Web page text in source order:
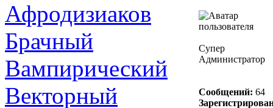
Афродизиаков
Брачный
Вампирический
Векторный
Супер
Администратор
Сообщений: 64